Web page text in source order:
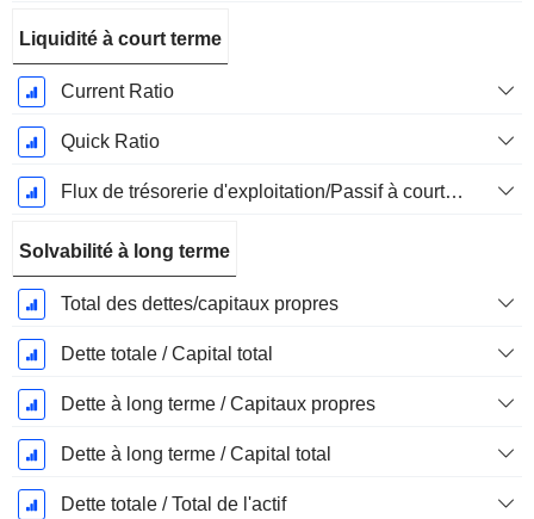
Liquidité à court terme
Current Ratio
Quick Ratio
Flux de trésorerie d'exploitation/Passif à court terme
Solvabilité à long terme
Total des dettes/capitaux propres
Dette totale / Capital total
Dette à long terme / Capitaux propres
Dette à long terme / Capital total
Dette totale / Total de l'actif